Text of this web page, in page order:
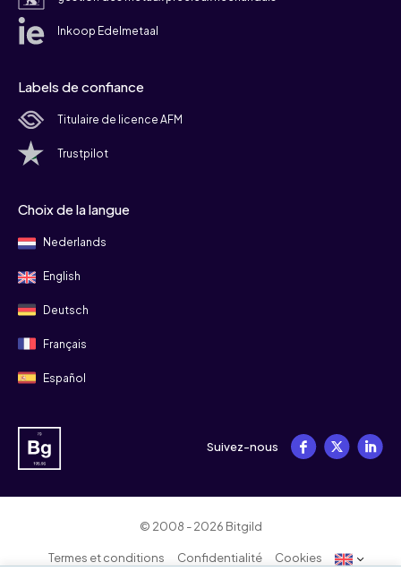
Inkoop Edelmetaal
Labels de confiance
Titulaire de licence AFM
Trustpilot
Choix de la langue
Nederlands
English
Deutsch
Français
Español
Suivez-nous
© 2008 - 2026 Bitgild
Termes et conditions Confidentialité Cookies